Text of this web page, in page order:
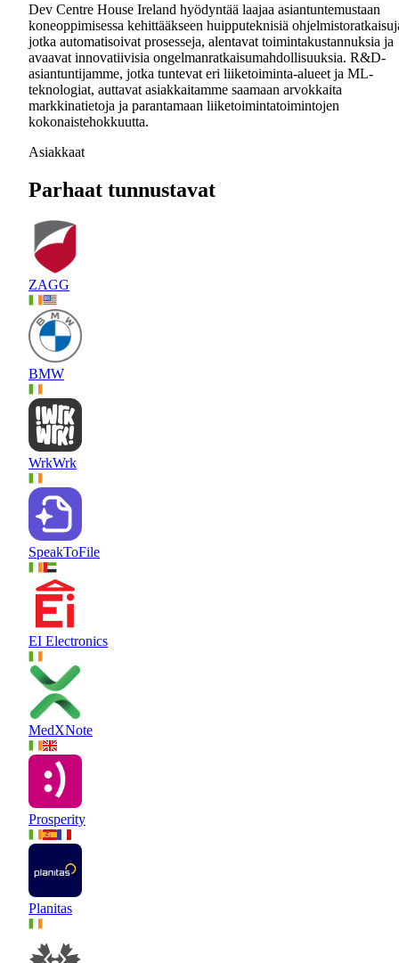
Dev Centre House Ireland hyödyntää laajaa asiantuntemustaan
koneoppimisessa kehittääkseen huipputeknisiä
jotka automatisoivat prosesseja, alentavat toimintakustannuksia ja
avaavat innovatiivisia ongelmanratkaisumahdollisuuksia. R&D-
asiantuntijamme, jotka tuntevat eri liiketoiminta-alueet ja ML-
teknologiat, auttavat asiakkaitamme saamaan arvokkaita
markkinatietoja ja parantamaan liiketoimintatoimintojen
kokonaistehokkuutta.
Asiakkaat
Parhaat tunnustavat
ZAGG
BMW
WrkWrk
SpeakToFile
EI Electronics
MedXNote
Prosperity
Planitas